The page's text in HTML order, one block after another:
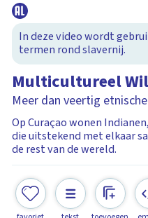
In deze video wordt
termen rond slavernij.
Multicultureel
Meer dan veertig
Op Curaçao wonen
die uitstekend met elkaar
de rest van de wereld.